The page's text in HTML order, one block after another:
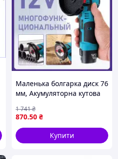
Маленька болгарка диск 76
мм, Акумуляторна кутова
швидкостями qwert
870.50 ₴
1 741₴
Купити